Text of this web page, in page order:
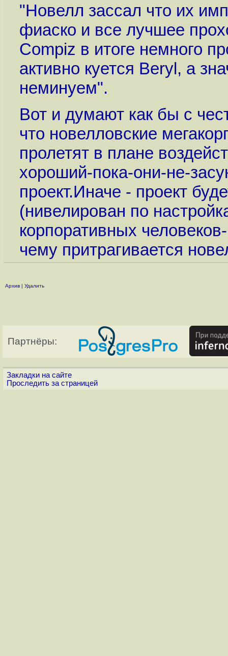
"Новелл зассал что их
фиаско и все лучшее
Compiz в итоге немного
активно куется Beryl, а
неминуем".
Вот и думают как бы с
что новелловские
пролетят в плане
хороший-пока-они-не-
проект.Иначе - проект
(нивелирован по
корпоративных
чему притрагивается
Архив | Удалить
Партнёры:
Закладки на сайте
Проследить за страницей